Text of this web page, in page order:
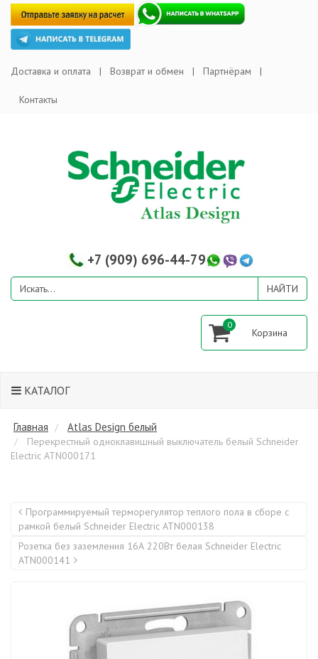
Доставка и оплата Возврат и обмен Партнёрам
Контакты
+7 (909) 696-44-79
0
КАТАЛОГ
Главная Atlas Design белый
Перекрестный одноклавишный выключатель белый Schneider
Electric ATN000171
Программируемый терморегулятор теплого пола в сборе с
рамкой белый Schneider Electric ATN000138
Розетка без заземления 16А 220Вт белая Schneider Electric
ATN000141